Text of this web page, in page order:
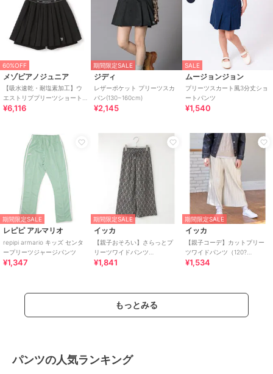
60%OFF
メゾピアノジュニア
【吸水速乾・耐塩素加工】ウ
エストリブプリーツショート
パンツ
¥6,116
期間限定SALE
ジディ
レザーポケット プリーツスカ
パン(130~160cm)
¥2,145
SALE
ムージョンジョン
プリーツスカート風3分丈ショ
ートパンツ
¥1,540
期間限定SALE
レピピ アルマリオ
repipi armario キッズ センタ
ープリーツジャージパンツ
¥1,347
期間限定SALE
イッカ
【親子おそろい】さらっとプ
リーツワイドパンツ
（120~160cm）
¥1,841
期間限定SALE
イッカ
【親子コーデ】カットプリー
ツワイドパンツ（120?
160cm）
¥1,534
もっとみる
パンツの人気ランキング